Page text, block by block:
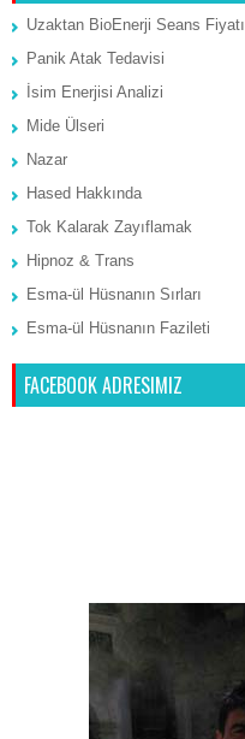
Uzaktan BioEnerji Seans Fiyatı
Panik Atak Tedavisi
İsim Enerjisi Analizi
Mide Ülseri
Nazar
Hased Hakkında
Tok Kalarak Zayıflamak
Hipnoz & Trans
Esma-ül Hüsnanın Sırları
Esma-ül Hüsnanın Fazileti
FACEBOOK ADRESIMIZ